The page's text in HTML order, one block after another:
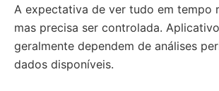
A expectativa de ver tudo em tempo
mas precisa ser controlada.
geralmente dependem de análises
dados disponíveis.